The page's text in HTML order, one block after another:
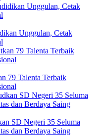
Unggulan, Cetak
79 Talenta Terbaik
SD Negeri 35 Seluma
dan Berdaya Saing